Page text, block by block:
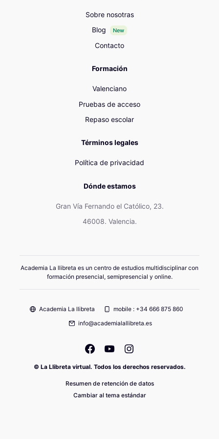
Sobre nosotras
Blog
New
Contacto
Formación
Valenciano
Pruebas de acceso
Repaso escolar
Términos legales
Política de privacidad
Dónde estamos
Gran Vía Fernando el Católico, 23.
46008. Valencia.
Academia La llibreta es un centro de estudios multidisciplinar con
formación presencial, semipresencial y online.
Academia La llibreta
mobile : +34 666 875 860
info@academialallibreta.es
© La Llibreta virtual. Todos los derechos reservados.
Resumen de retención de datos
Cambiar al tema estándar